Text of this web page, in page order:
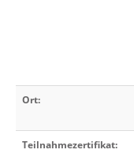
Ort:
Teilnahmezertifikat: